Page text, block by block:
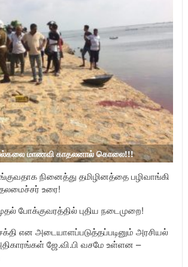
மாணவி காதலனால் கொலை!!!
நினைத்து தமிழினத்தை பழிவாங்கி
உரை!
போக்குவரத்தில் புதிய நடைமுறை!
என அடையாளப்படுத்தப்படினும் அரசியல்
ஜே.வி.பி வசமே உள்ளன –